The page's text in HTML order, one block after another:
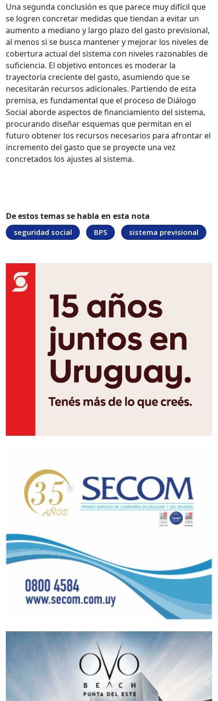
Una segunda conclusión es que parece muy difícil que
se logren concretar medidas que tiendan a evitar un
aumento a mediano y largo plazo del gasto previsional,
al menos si se busca mantener y mejorar los niveles de
cobertura actual del sistema con niveles razonables de
suficiencia. El objetivo entonces es moderar la
trayectoria creciente del gasto, asumiendo que se
necesitarán recursos adicionales. Partiendo de esta
premisa, es fundamental que el proceso de Diálogo
Social aborde aspectos de financiamiento del sistema,
procurando diseñar esquemas que permitan en el
futuro obtener los recursos necesarios para afrontar el
incremento del gasto que se proyecte una vez
concretados los ajustes al sistema.
De estos temas se habla en esta nota
seguridad social BPS sistema previsional